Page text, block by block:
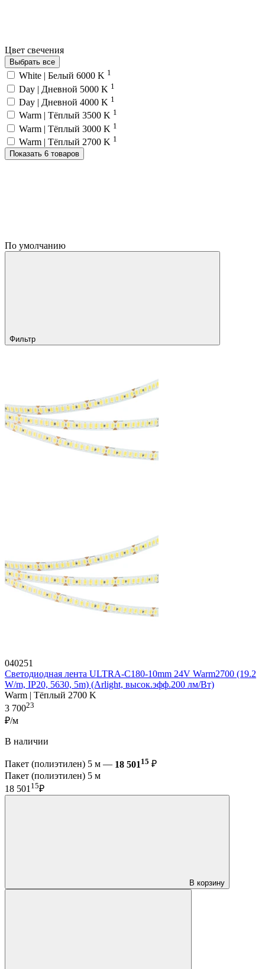
Цвет свечения
Выбрать все
White | Белый 6000 K 1
Day | Дневной 5000 K 1
Day | Дневной 4000 K 1
Warm | Тёплый 3500 K 1
Warm | Тёплый 3000 K 1
Warm | Тёплый 2700 K 1
Показать 6 товаров
По умолчанию
Фильтр
040251
Светодиодная лента ULTRA-C180-10mm 24V Warm2700 (19.2
W/m, IP20, 5630, 5m) (Arlight, высок.эфф.200 лм/Вт)
Warm | Тёплый 2700 K
3 70023
₽/м
В наличии
Пакет (полиэтилен) 5 м — 18 501 15 ₽
Пакет (полиэтилен) 5 м
18 501 15₽
В корзину